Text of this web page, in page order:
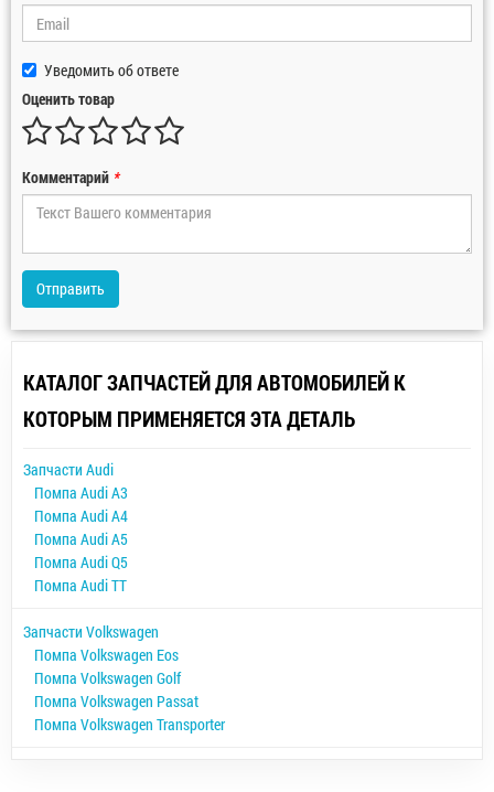
Уведомить об ответе
Оценить товар
Комментарий *
Отправить
КАТАЛОГ ЗАПЧАСТЕЙ ДЛЯ АВТОМОБИЛЕЙ К
КОТОРЫМ ПРИМЕНЯЕТСЯ ЭТА ДЕТАЛЬ
Запчасти Audi
Помпа Audi A3
Помпа Audi A4
Помпа Audi A5
Помпа Audi Q5
Помпа Audi TT
Запчасти Volkswagen
Помпа Volkswagen Eos
Помпа Volkswagen Golf
Помпа Volkswagen Passat
Помпа Volkswagen Transporter